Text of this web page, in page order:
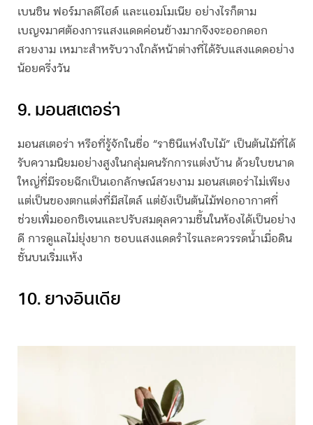
เบนซิน ฟอร์มาลดีไฮด์ และแอมโมเนีย อย่างไรก็ตาม
เบญจมาศต้องการแสงแดดค่อนข้างมากจึงจะออกดอก
สวยงาม เหมาะสำหรับวางใกล้หน้าต่างที่ได้รับแสงแดดอย่าง
น้อยครึ่งวัน
9. มอนสเตอร่า
มอนสเตอร่า หรือที่รู้จักในชื่อ “ราชินีแห่งใบไม้” เป็นต้นไม้ที่ได้
รับความนิยมอย่างสูงในกลุ่มคนรักการแต่งบ้าน ด้วยใบขนาด
ใหญ่ที่มีรอยฉีกเป็นเอกลักษณ์สวยงาม มอนสเตอร่าไม่เพียง
แต่เป็นของตกแต่งที่มีสไตล์ แต่ยังเป็นต้นไม้ฟอกอากาศที่
ช่วยเพิ่มออกซิเจนและปรับสมดุลความชื้นในห้องได้เป็นอย่าง
ดี การดูแลไม่ยุ่งยาก ชอบแสงแดดรำไรและควรรดน้ำเมื่อดิน
ชั้นบนเริ่มแห้ง
10. ยางอินเดีย